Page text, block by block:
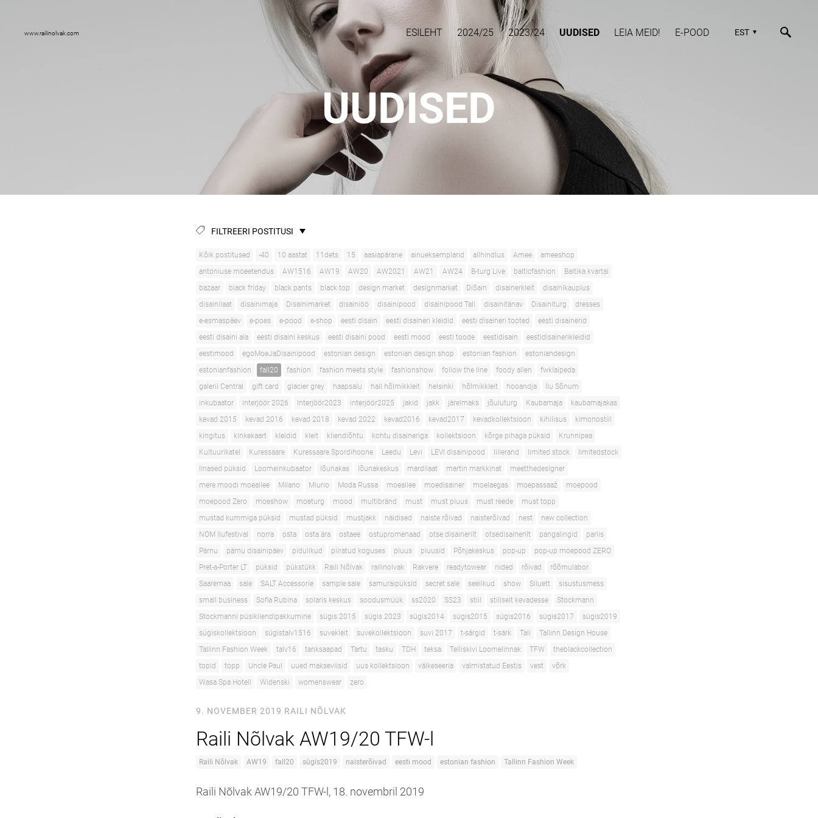
www.railinolvak.com ESILEHT 2024/25 2023/24 UUDISED LEIA MEID! E-POOD EST
UUDISED
FILTREERI POSTITUSI
Kõik postitused -40 10 aastat 11dets 15 aasiapärane ainueksemplarid allhindlus Amee
ameeshop
antoniuse moeetendus
AW1516 AW19 AW20 AW2021 AW21 AW24 B-turg Live balticfashion
Baltika kvartal
bazaar
black friday black pants black top design market designmarket Di5ain disainerkleit
disainikauplus
disainilaat
disainimaja Disainimarket disainiöö disainipood disainipood Tali disainitänav Disainiturg
dresses
e-esmaspäev
e-poes e-pood e-shop eesti disain eesti disaineri kleidid eesti disaineri tooted
eesti disainerid
eesti disaini ala
eesti disaini keskus eesti disaini pood eesti mood eesti toode eestidisain
eestidisainerikleidid
eestimood
egoMoeJaDisainipood estonian design estonian design shop estonian fashion
estoniandesign
estonianfashion
fall20 fashion fashion meets style fashionshow follow the line foody allen
fwklaipeda
galerii Central
gift card glacier grey haapsalu hall hõlmikkleit helsinki hõlmikkleit hooandja
Ilu Sõnum
inkubaator
interjöör 2026 Interjöör2023 interjöör2025 jakid jakk järelmaks jõuluturg Kaubamaja
kaubamajakas
kevad 2015
kevad 2016 kevad 2018 kevad 2022 kevad2016 kevad2017 kevadkollektsioon kihilisus
kimonostiil
kingitus
kinkekaart kleidid kleit kliendiõhtu kohtu disaineriga kollektsioon kõrge pihaga püksid
Krunnipea
Kultuurikatel
Kuressaare Kuressaare Spordihoone Leedu Levi LEVI disainipood lillerand limited stock
limitedstock
linased püksid
Loomeinkubaator lõunakas lõunakeskus mardilaat martin markkinat
meetthedesigner
mere moodi moeallee
Milano Miurio Moda Russa moeallee moedisainer moelaegas moepassaaž
moepood
moepood Zero
moeshow moeturg mood multibränd must must pluus must reede
must topp
mustad kummiga püksid
mustad püksid mustjakk näidised naiste rõivad naisterõivad nest
new collection
NOM Ilufestival
norra osta osta ära ostaee ostupromenaad otse disainerilt otsedisainerilt pangalingid
pariis
Pärnu
pärnu disainipäev pidulikud piiratud koguses pluus pluusid Põhjakeskus pop-up
pop-up moepood ZERO
Pret-a-Porter LT
püksid pükstükk Raili Nõlvak railinolvak Rakvere readytowear riided rõivad
rõõmulabor
Saaremaa
sale SALT Accessorie sample sale samuraipüksid secret sale seelikud show Siluett
sisustusmess
small business
Sofia Rubina solaris keskus soodusmüük ss2020 SS23 stiil stiilselt kevadesse
Stockmann
Stockmanni püsikliendipakkumine
sügis 2015 sügis 2023 sügis2014 sügis2015 sügis2016 sügis2017
sügis2019
sügiskollektsioon
sügistalv1516 suvekleit suvekollektsioon suvi 2017 t-särgid t-särk Tali
Tallinn Design House
Tallinn Fashion Week
talv16 tanksaapad Tartu tasku TDH teksa Telliskivi Loomelinnak TFW
theblackcollection
topid
topp Uncle Paul uued makseviisid uus kollektsioon väikeseeria valmistatud Eestis vest
võrk
Wasa Spa Hotell
Widenski womenswear zero
9. NOVEMBER 2019 RAILI NÕLVAK
Raili Nõlvak AW19/20 TFW-l
Raili Nõlvak AW19 fall20 sügis2019 naisterõivad eesti mood estonian fashion Tallinn Fashion Week
Raili Nõlvak AW19/20 TFW-l, 18. novembril 2019